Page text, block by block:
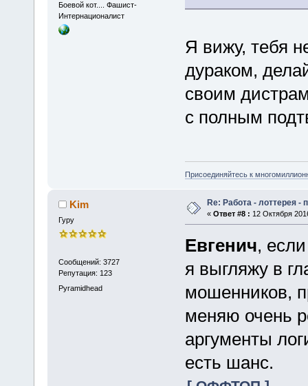
Боевой кот.... Фашист-
Интернационалист
Я вижу, тебя
дураком,
своим
с полным
Присоединяйтесь к
Kim
Гуру
Сообщений: 3727
Репутация: 123
Pyramidhead
Re: Работа - лоттерея -
« Ответ #8 : 12 Октября
Евгенич,
я выгляжу в
мошенников,
меняю очень
аргументы
есть шанс.